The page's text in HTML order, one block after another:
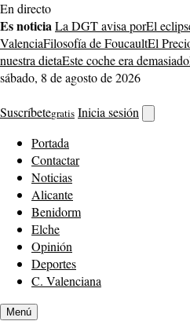
Saltar
al
contenido
En directo
Es noticiaLa DGT avisa porEl
ValenciaFilosofía de FoucaultEl
nuestra dietaEste coche era demasiado
sábado, 8 de agosto de 2026
Suscríbetegratis Inicia sesión
buscador
Portada
Contactar
Noticias
Alicante
Benidorm
Elche
Opinión
Deportes
C. Valenciana
Menú